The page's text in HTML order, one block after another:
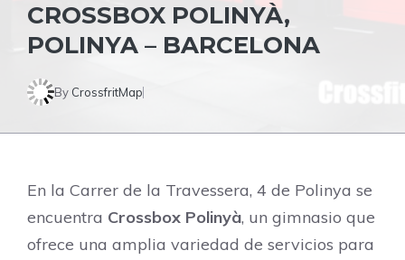
CROSSBOX POLINYÀ,
POLINYA – BARCELONA
By CrossfritMap
En la Carrer de la Travessera, 4 de Polinya se
encuentra Crossbox Polinyà, un gimnasio que
ofrece una amplia variedad de servicios para